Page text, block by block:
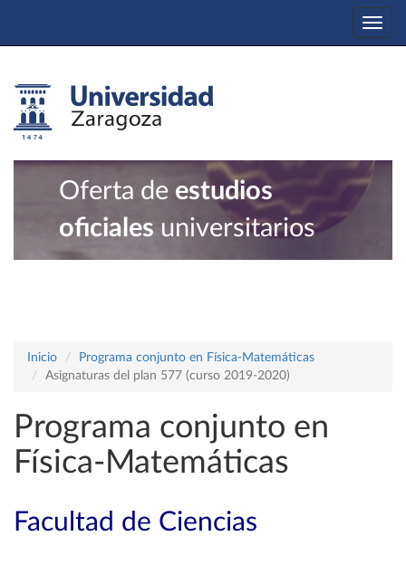
Oferta de estudios
oficiales universitarios
Inicio
Programa conjunto en Física-Matemáticas
Asignaturas del plan 577 (curso 2019-2020)
Programa conjunto en
Física-Matemáticas
Facultad de Ciencias